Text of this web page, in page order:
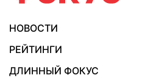
НОВОСТИ
РЕЙТИНГИ
ДЛИННЫЙ ФОКУС